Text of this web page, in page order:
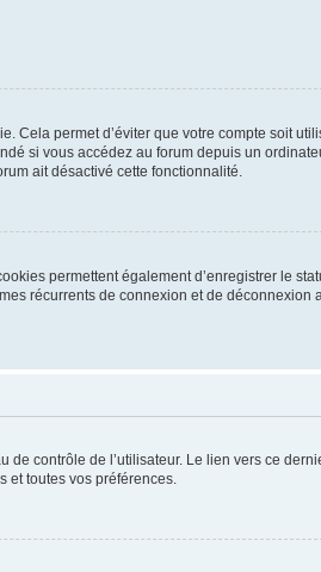
Cela permet d’éviter que votre compte soit
si vous accédez au forum depuis un
ait désactivé cette fonctionnalité.
permettent également d’enregistrer le
récurrents de connexion et de déconnexion
contrôle de l’utilisateur. Le lien vers ce
et toutes vos préférences.